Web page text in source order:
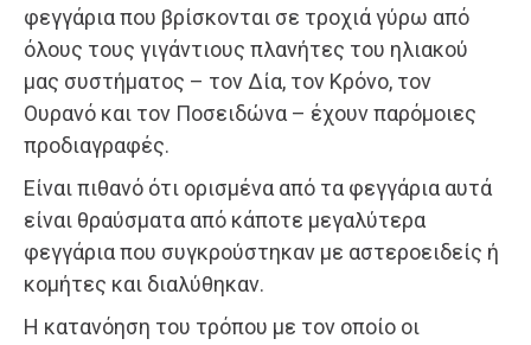
φεγγάρια που βρίσκονται σε τροχιά γύρω από
όλους τους γιγάντιους πλανήτες του ηλιακού
μας συστήματος – τον Δία, τον Κρόνο, τον
Ουρανό και τον Ποσειδώνα – έχουν παρόμοιες
προδιαγραφές.
Είναι πιθανό ότι ορισμένα από τα φεγγάρια αυτά
είναι θραύσματα από κάποτε μεγαλύτερα
φεγγάρια που συγκρούστηκαν με αστεροειδείς ή
κομήτες και διαλύθηκαν.
Η κατανόηση του τρόπου με τον οποίο οι